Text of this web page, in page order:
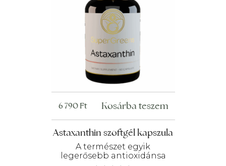
Astaxanthin szoftgél kapszula
A természet egyik
legerősebb antioxidánsa
6 790Ft Kosárba teszem